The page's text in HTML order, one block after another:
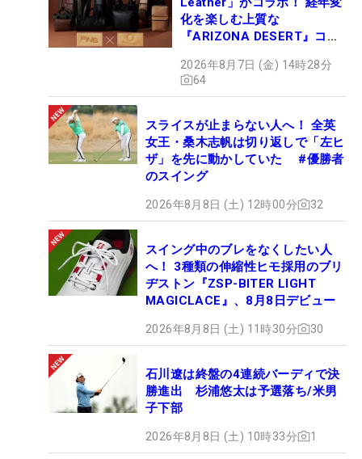
化を楽しむ上質な
『ARIZONA DESERT』コレ
ュー
2026年8月7日 (金) 14時28分
64
スライスが止まらない人へ！ 全英
女王・桑木志帆は切り返しで「左ヒ
ザ」を先に動かしていた #優勝者
のスイング
2026年8月8日 (土) 12時00分 32
スイング中のブレをなくしたい人
へ！ 3種類の伸縮性ヒモ採用のブリ
ヂストン『ZSP-BITER LIGHT
MAGICLACE』、8月8日デビュー
2026年8月8日 (土) 11時30分 30
石川遼は終盤の4連続バーディで決
勝進出 杉浦悠太は予選落ち/米男
子下部
2026年8月8日 (土) 10時33分 1